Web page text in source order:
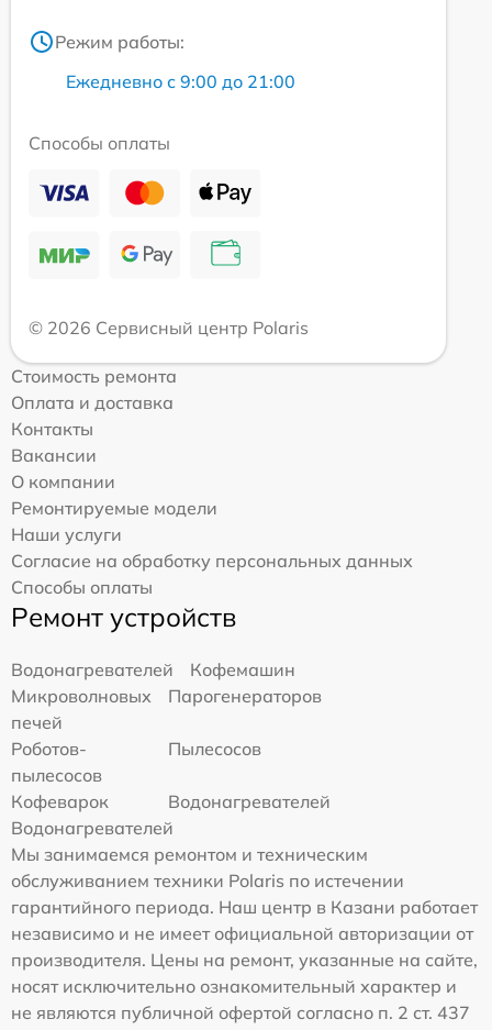
Режим работы:
Ежедневно с 9:00 до 21:00
Способы оплаты
© 2026 Сервисный центр Polaris
Стоимость ремонта
Оплата и доставка
Контакты
Вакансии
О компании
Ремонтируемые модели
Наши услуги
Согласие на обработку персональных данных
Способы оплаты
Ремонт устройств
Водонагревателей
Кофемашин
Микроволновых
печей
Парогенераторов
Роботов-
пылесосов
Пылесосов
Кофеварок
Водонагревателей
Водонагревателей
Мы занимаемся ремонтом и техническим
обслуживанием техники Polaris по истечении
гарантийного периода. Наш центр в Казани работает
независимо и не имеет официальной авторизации от
производителя. Цены на ремонт, указанные на сайте,
носят исключительно ознакомительный характер и
не являются публичной офертой согласно п. 2 ст. 437